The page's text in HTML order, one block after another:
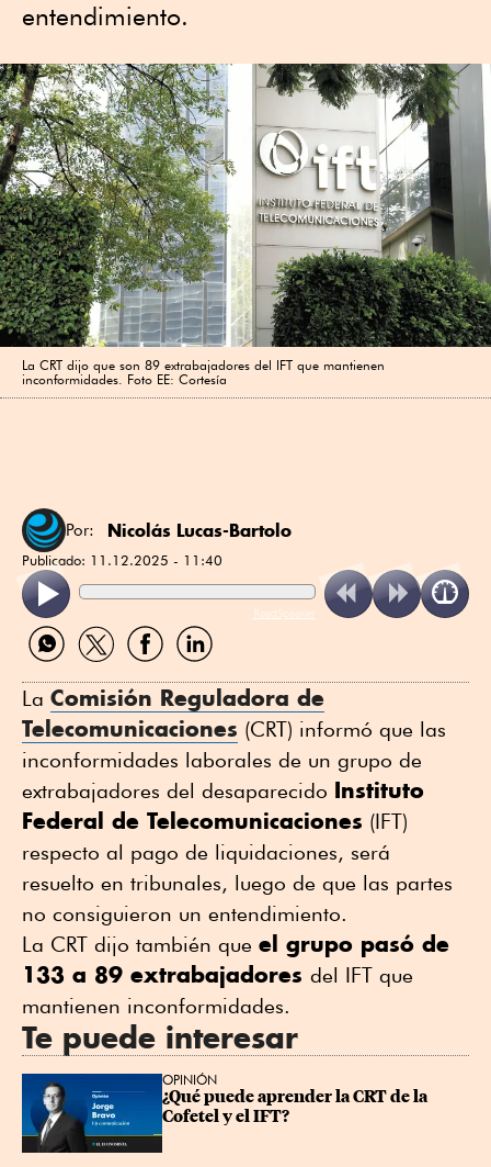
entendimiento.
La CRT dijo que son 89 extrabajadores del IFT que mantienen
inconformidades. Foto EE: Cortesía
Por: Nicolás Lucas-Bartolo
Publicado: 11.12.2025 - 11:40
ReadSpeaker
Compartir
por
Compartir
por
Compartir
por
Compartir
por
La Comisión Reguladora de
Telecomunicaciones (CRT) informó que las
inconformidades laborales de un grupo de
extrabajadores del desaparecido Instituto
Federal de Telecomunicaciones (IFT)
respecto al pago de liquidaciones, será
resuelto en tribunales, luego de que las partes
no consiguieron un entendimiento.
La CRT dijo también que el grupo pasó de
133 a 89 extrabajadores del IFT que
mantienen inconformidades.
Te puede interesar
OPINIÓN
¿Qué puede aprender la CRT de la
Cofetel y el IFT?